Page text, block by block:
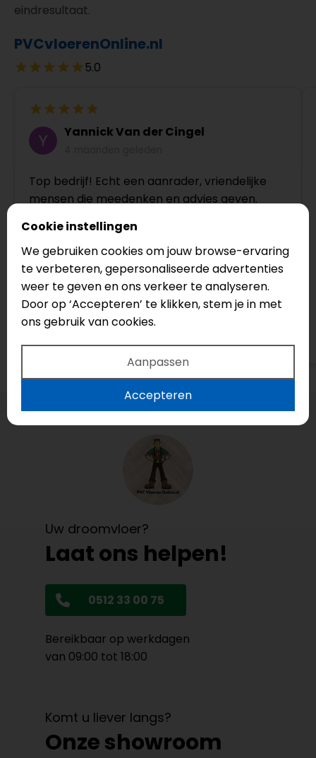
eindresultaat.
PVCvloerenOnline.nl
5.0
Yannick Van der Cingel
Top bedrijf! Echt een aanrader, vriendelijke
mensen die meedenken en advies geven.
Cookie instellingen
We gebruiken cookies om jouw browse-ervaring
te verbeteren, gepersonaliseerde advertenties
weer te geven en ons verkeer te analyseren.
Door op ‘Accepteren’ te klikken, stem je in met
ons gebruik van cookies.
Aanpassen
Accepteren
Uw droomvloer?
Laat ons helpen!
0512 33 00 75
Bereikbaar op werkdagen
van 09:00 tot 18:00
Komt u liever langs?
Onze showroom